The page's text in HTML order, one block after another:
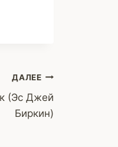
ДАЛЕЕ
(Эс Джей
Биркин)